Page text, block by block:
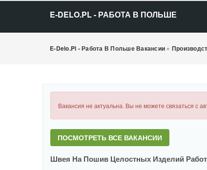
E-DELO.PL - РАБОТА В ПОЛЬШЕ
E-Delo.pl - Работа В Польше Вакансии »
Вакансия не актуальна. Вы не можете связаться с
ПОСМОТРЕТЬ ВСЕ ВАКАНСИИ
Швея На Пошив Целостных Изделий